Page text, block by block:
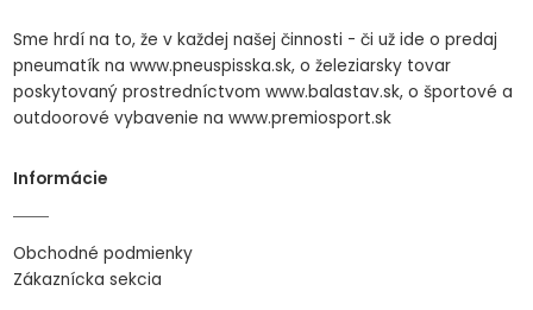
Sme hrdí na to, že v každej našej činnosti - či už ide o predaj
pneumatík na www.pneuspisska.sk, o železiarsky tovar
poskytovaný prostredníctvom www.balastav.sk, o športové a
outdoorové vybavenie na www.premiosport.sk
Informácie
Obchodné podmienky
Zákaznícka sekcia